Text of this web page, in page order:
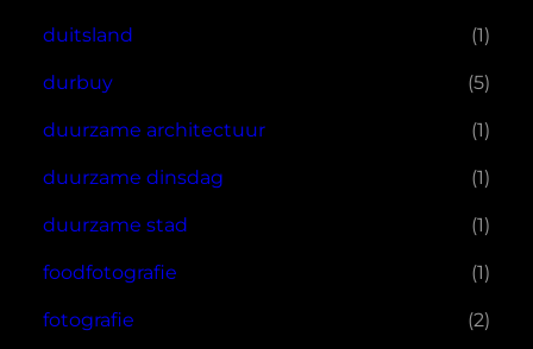
duitsland (1)
durbuy (5)
duurzame architectuur (1)
duurzame dinsdag (1)
duurzame stad (1)
foodfotografie (1)
fotografie (2)